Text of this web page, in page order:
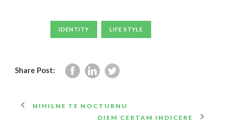
IDENTITY LIFE STYLE
Share Post:
NIHILNE TE NOCTURNU
DIEM CERTAM INDICERE